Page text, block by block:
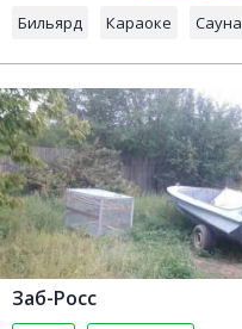
Бильярд Караоке Сауна
Заб-Росс